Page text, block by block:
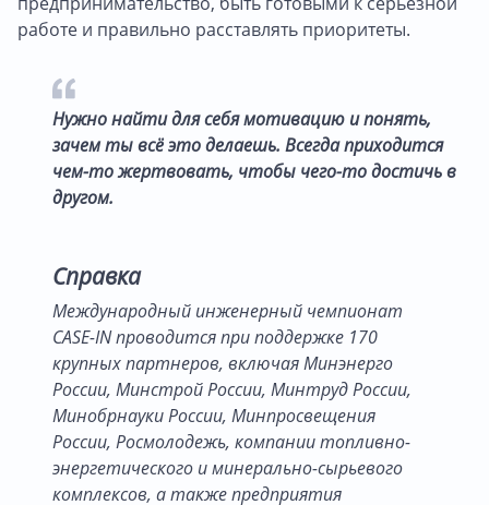
работе и правильно расставлять приоритеты.
Нужно найти для себя мотивацию и понять,
зачем ты всё это делаешь. Всегда приходится
чем-то жертвовать, чтобы чего-то достичь в
другом.
Справка
Международный инженерный чемпионат
CASE-IN проводится при поддержке 170
крупных партнеров, включая Минэнерго
России, Минстрой России, Минтруд России,
Минобрнауки России, Минпросвещения
России, Росмолодежь, компании топливно-
энергетического и минерально-сырьевого
комплексов, а также предприятия